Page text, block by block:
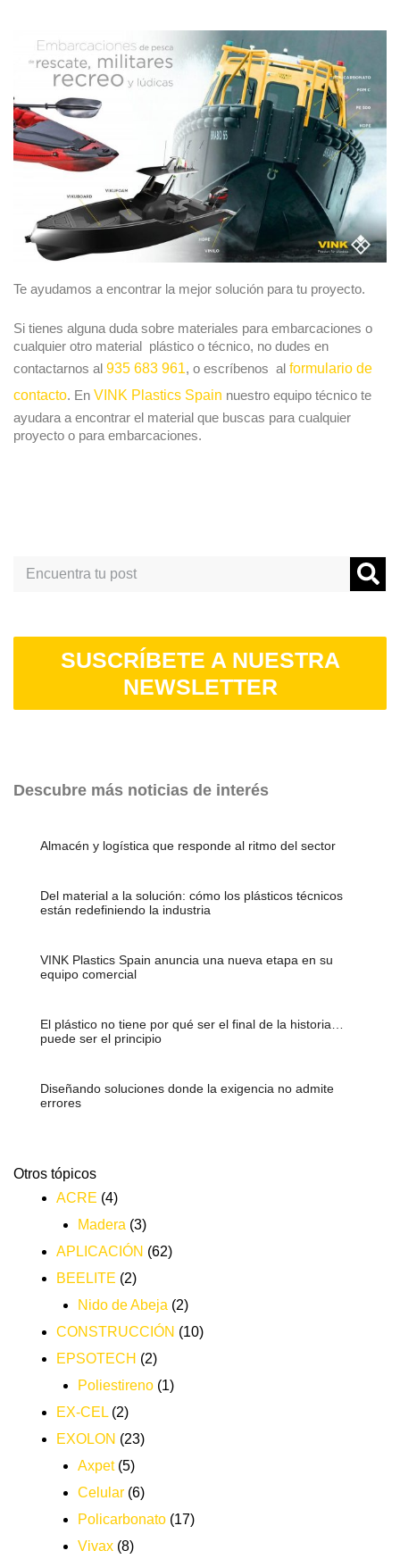
Te ayudamos a encontrar la mejor solución para tu proyecto.
Si tienes alguna duda sobre materiales para embarcaciones o
cualquier otro material plástico o técnico, no dudes en
contactarnos al 935 683 961, o escríbenos al formulario de
contacto. En VINK Plastics Spain nuestro equipo técnico te
ayudara a encontrar el material que buscas para cualquier
proyecto o para embarcaciones.
Search
SUSCRÍBETE A NUESTRA
NEWSLETTER
Descubre más noticias de interés
Almacén y logística que responde al ritmo del sector
Del material a la solución: cómo los plásticos técnicos
están redefiniendo la industria
VINK Plastics Spain anuncia una nueva etapa en su
equipo comercial
El plástico no tiene por qué ser el final de la historia…
puede ser el principio
Diseñando soluciones donde la exigencia no admite
errores
Otros tópicos
ACRE (4)
Madera (3)
APLICACIÓN (62)
BEELITE (2)
Nido de Abeja (2)
CONSTRUCCIÓN (10)
EPSOTECH (2)
Poliestireno (1)
EX-CEL (2)
EXOLON (23)
Axpet(5)
Celular (6)
Policarbonato (17)
Vivax (8)